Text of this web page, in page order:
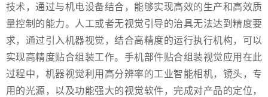
技术，通过与机电设备结合，能够实现高效的生产和高效质
量控制的能力。人工或者无视觉引导的治具无法达到精度要
求，通过引入机器视觉，结合高精度的运行执行机构，可以
实现高精度贴合组装工作。手机部件贴合组装视觉应用在此
过程中，机器视觉利用高分辨率的工业智能相机，镜头，专
用的光源，以及功能强大的视觉软件，完成对产品的定位，